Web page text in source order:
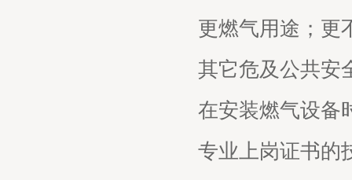
更燃气用途；更
其它危及公共安
在安装燃气设备
专业上岗证书的